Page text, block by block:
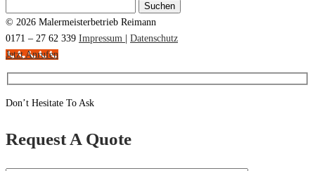
nach:
© 2026 Malermeisterbetrieb Reimann
0171 – 27 62 339 Impressum
Datenschutz
Jetzt Anrufen
Don’t Hesitate To Ask
Request A Quote